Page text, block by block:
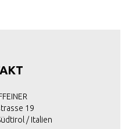
19
/ Italien